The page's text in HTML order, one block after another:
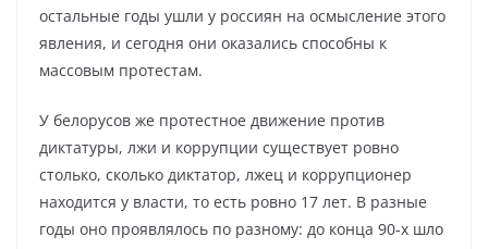
остальные годы ушли у россиян на осмысление этого
явления, и сегодня они оказались способны к
массовым протестам.
У белорусов же протестное движение против
диктатуры, лжи и коррупции существует ровно
столько, сколько диктатор, лжец и коррупционер
находится у власти, то есть ровно 17 лет. В разные
годы оно проявлялось по разному: до конца 90-х шло